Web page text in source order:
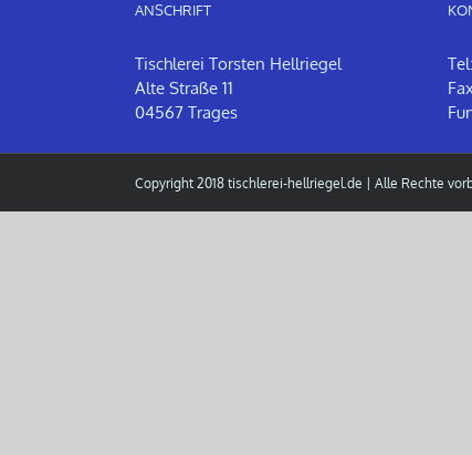
ANSCHRIFT
Tischlerei Torsten Hellriegel
Alte Straße 11
04567 Trages
Copyright 2018 tischlerei-hellriegel.de | Alle Rechte